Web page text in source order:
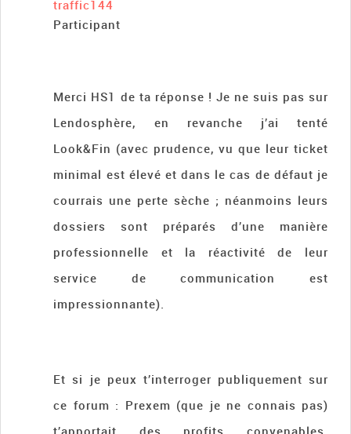
traffic144
Participant
Merci HS1 de ta réponse ! Je ne suis pas sur
Lendosphère, en revanche j’ai tenté
Look&Fin (avec prudence, vu que leur ticket
minimal est élevé et dans le cas de défaut je
courrais une perte sèche ; néanmoins leurs
dossiers sont préparés d’une manière
professionnelle et la réactivité de leur
service de communication est
impressionnante).
Et si je peux t’interroger publiquement sur
ce forum : Prexem (que je ne connais pas)